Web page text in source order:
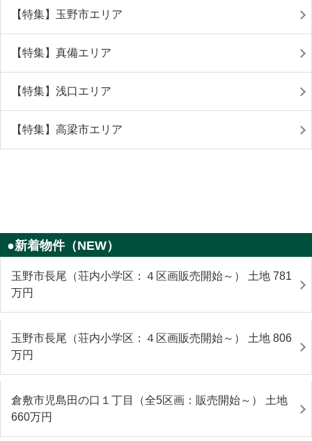
【特集】玉野市エリア
【特集】真備エリア
【特集】浅口エリア
【特集】高梁市エリア
●新着物件（NEW）
玉野市長尾（荘内小学区：４区画販売開始～） 土地 781
万円
玉野市長尾（荘内小学区：４区画販売開始～） 土地 806
万円
倉敷市児島田の口１丁目（全5区画：販売開始～） 土地
660万円